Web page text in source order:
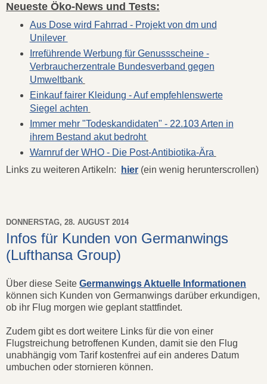
Neueste Öko-News und Tests:
Aus Dose wird Fahrrad - Projekt von dm und
Unilever
Irreführende Werbung für Genussscheine -
Verbraucherzentrale Bundesverband gegen
Umweltbank
Einkauf fairer Kleidung - Auf empfehlenswerte
Siegel achten
Immer mehr "Todeskandidaten" - 22.103 Arten in
ihrem Bestand akut bedroht
Warnruf der WHO - Die Post-Antibiotika-Ära
Links zu weiteren Artikeln:
hier (ein wenig herunterscrollen)
DONNERSTAG, 28. AUGUST 2014
Infos für Kunden von Germanwings
(Lufthansa Group)
Über diese Seite Germanwings Aktuelle Informationen
können sich Kunden von Germanwings darüber erkundigen,
ob ihr Flug morgen wie geplant stattfindet.
Zudem gibt es dort weitere Links für die von einer
Flugstreichung betroffenen Kunden, damit sie den Flug
unabhängig vom Tarif kostenfrei auf ein anderes Datum
umbuchen oder stornieren können.